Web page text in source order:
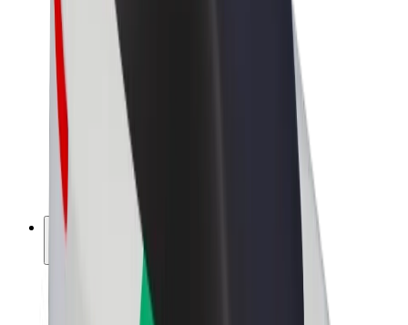
รายได้ของคนขับ
พนักงานส่งของ
รายได้ของพนักงานส่งของ
พาร์ทเนอร์ร้านอาหาร Bolt
แฟรนไชส์
บริษัท
เกี่ยวกับ Bolt